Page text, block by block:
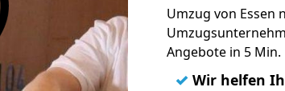
Umzug von Essen
Angebote in 5 Min.
✓ Wir helfen